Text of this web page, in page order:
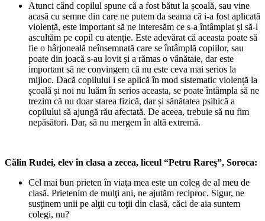
Atunci când copilul spune că a fost bătut la școală, sau vine
acasă cu semne din care ne putem da seama că i-a fost aplicată
violență, este important să ne interesăm ce s-a întâmplat și să-l
ascultăm pe copil cu atenție. Este adevărat că aceasta poate să
fie o hârjoneală neînsemnată care se întâmplă copiilor, sau
poate din joacă s-au lovit și a rămas o vânătaie, dar este
important să ne convingem că nu este ceva mai serios la
mijloc. Dacă copilului i se aplică în mod sistematic violență la
școală și noi nu luăm în serios aceasta, se poate întâmpla să ne
trezim că nu doar starea fizică, dar și sănătatea psihică a
copilului să ajungă rău afectată. De aceea, trebuie să nu fim
nepăsători. Dar, să nu mergem în altă extremă.
Călin Rudei, elev în clasa a zecea, liceul “Petru Rareş”, Soroca:
Cel mai bun prieten în viaţa mea este un coleg de al meu de
clasă. Prietenim de mulţi ani, ne ajutăm reciproc. Sigur, ne
susţinem unii pe alţii cu toţii din clasă, căci de aia suntem
colegi, nu?